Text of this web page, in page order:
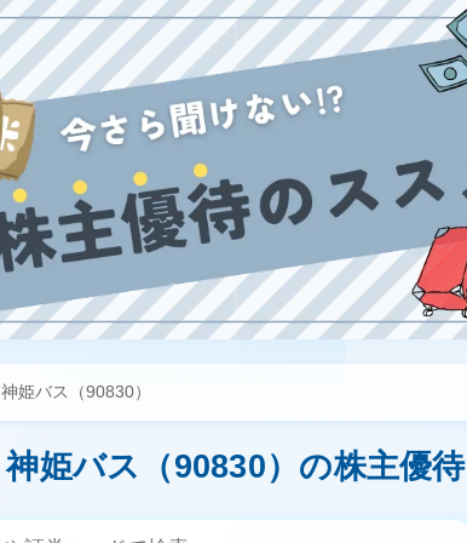
神姫バス（90830）
神姫バス（90830）の株主優待